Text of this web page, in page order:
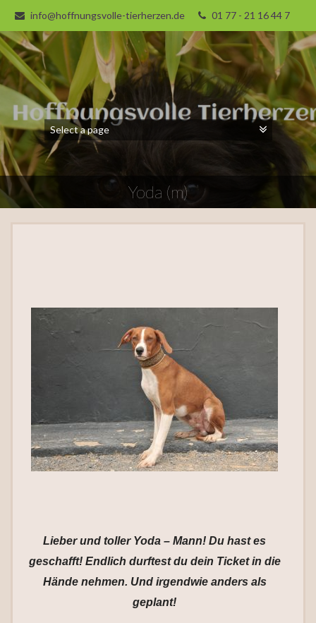
info@hoffnungsvolle-tierherzen.de 01 77 - 21 16 44 7
Yoda (m)
Lieber und toller Yoda – Mann! Du hast es
geschafft! Endlich durftest du dein Ticket in die
Hände nehmen. Und irgendwie anders als
geplant!